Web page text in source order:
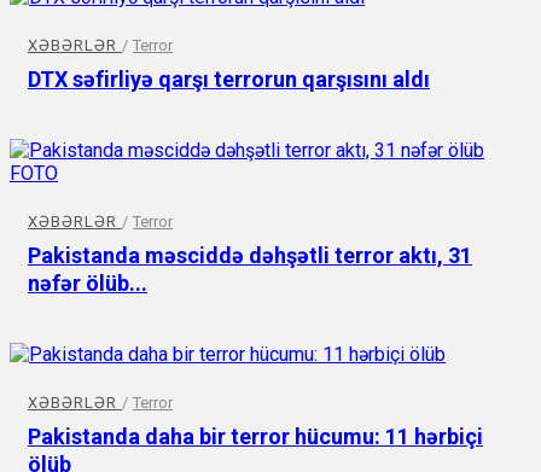
XƏBƏRLƏR / Terror
DTX səfirliyə qarşı terrorun qarşısını aldı
XƏBƏRLƏR / Terror
Pakistanda məsciddə dəhşətli terror aktı, 31
nəfər ölüb...
XƏBƏRLƏR / Terror
Pakistanda daha bir terror hücumu: 11 hərbiçi
ölüb